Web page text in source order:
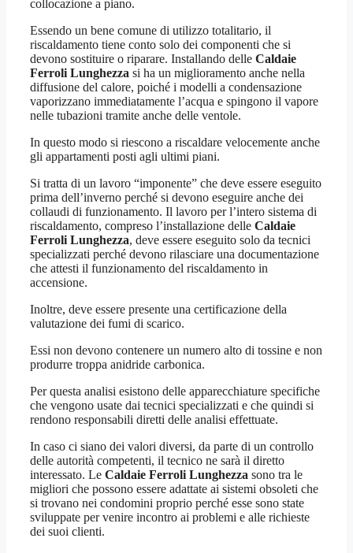
collocazione a piano.
Essendo un bene comune di utilizzo totalitario, il
riscaldamento tiene conto solo dei componenti che si
devono sostituire o riparare. Installando delle Caldaie
Ferroli Lunghezza si ha un miglioramento anche nella
diffusione del calore, poiché i modelli a condensazione
vaporizzano immediatamente l’acqua e spingono il vapore
nelle tubazioni tramite anche delle ventole.
In questo modo si riescono a riscaldare velocemente anche
gli appartamenti posti agli ultimi piani.
Si tratta di un lavoro “imponente” che deve essere eseguito
prima dell’inverno perché si devono eseguire anche dei
collaudi di funzionamento. Il lavoro per l’intero sistema di
riscaldamento, compreso l’installazione delle Caldaie
Ferroli Lunghezza, deve essere eseguito solo da tecnici
specializzati perché devono rilasciare una documentazione
che attesti il funzionamento del riscaldamento in
accensione.
Inoltre, deve essere presente una certificazione della
valutazione dei fumi di scarico.
Essi non devono contenere un numero alto di tossine e non
produrre troppa anidride carbonica.
Per questa analisi esistono delle apparecchiature specifiche
che vengono usate dai tecnici specializzati e che quindi si
rendono responsabili diretti delle analisi effettuate.
In caso ci siano dei valori diversi, da parte di un controllo
delle autorità competenti, il tecnico ne sarà il diretto
interessato. Le Caldaie Ferroli Lunghezza sono tra le
migliori che possono essere adattate ai sistemi obsoleti che
si trovano nei condomini proprio perché esse sono state
sviluppate per venire incontro ai problemi e alle richieste
dei suoi clienti.